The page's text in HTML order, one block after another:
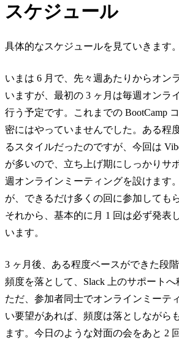
スケジュール
具体的なスケジュールを見ていきます。
いまは 6 月で、先々週あたりからオン
いますが、最初の 3 ヶ月は毎週オンラ
行う予定です。これまでの BootCamp
密にはやっていませんでした。ある程
るスタイルだったのですが、今回は
が多いので、立ち上げ期にしっかりサ
週オンラインミーティングを設けます
が、できるだけ多くの回に参加しても
それから、基本的に月 1 回は必ず発表
います。
3 ヶ月後、ある程度ベースができた段
頻度を落として、Slack 上のサポートへ
ただ、参加者同士でオンラインミーテ
い要望があれば、頻度は落としながら
ます。今日のような対面の会をあと 2